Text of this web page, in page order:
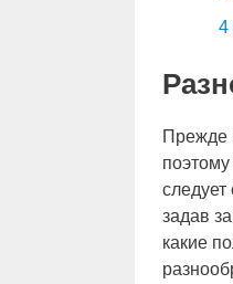
4
Прежде
поэтому
задав
какие